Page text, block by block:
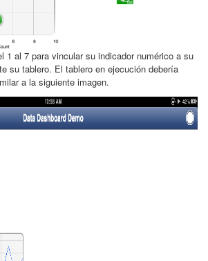
1 al 7 para vincular su indicador numérico a su
su tablero. El tablero en ejecución debería
a la siguiente imagen.